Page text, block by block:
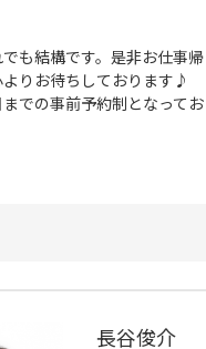
も結構です。 是非お仕事
りお待ちしております♪
での事前予約制となってお
長谷俊介